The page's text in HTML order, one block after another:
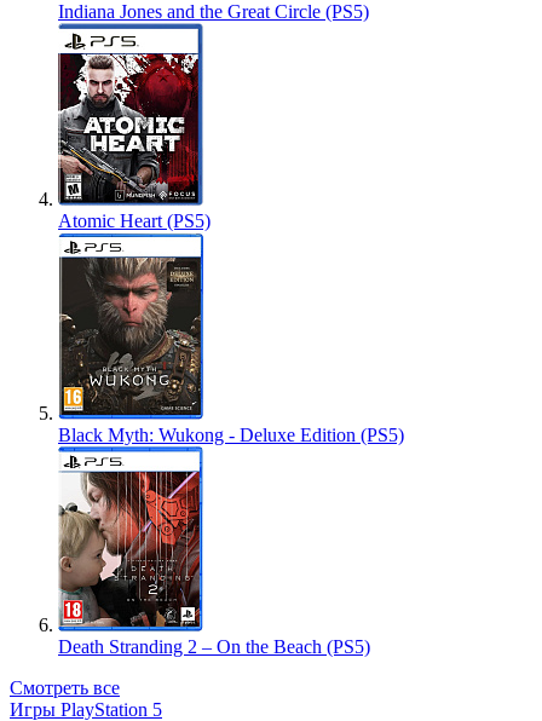
Indiana Jones and the Great Circle (PS5)
Atomic Heart (PS5)
Black Myth: Wukong - Deluxe Edition (PS5)
Death Stranding 2 – On the Beach (PS5)
Смотреть все
Игры PlayStation 5